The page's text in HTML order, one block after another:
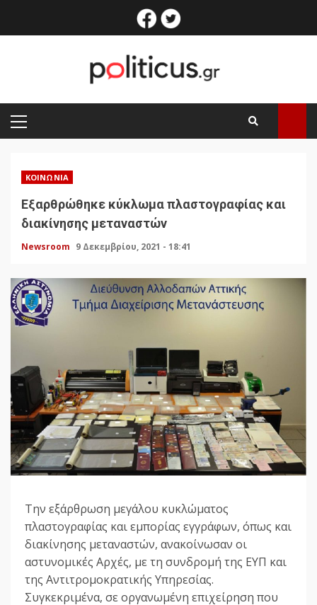
facebook
PRIMARY
MENU
ΚΟΙΝΩΝΊΑ
Εξαρθρώθηκε κύκλωμα πλαστογραφίας και
διακίνησης μεταναστών
Newsroom 9 Δεκεμβρίου, 2021 - 18:41
Την εξάρθρωση μεγάλου κυκλώματος
πλαστογραφίας και εμπορίας εγγράφων, όπως και
διακίνησης μεταναστών, ανακοίνωσαν οι
αστυνομικές Αρχές, με τη συνδρομή της ΕΥΠ και
της Αντιτρομοκρατικής Υπηρεσίας.
Συγκεκριμένα, σε οργανωμένη επιχείρηση που